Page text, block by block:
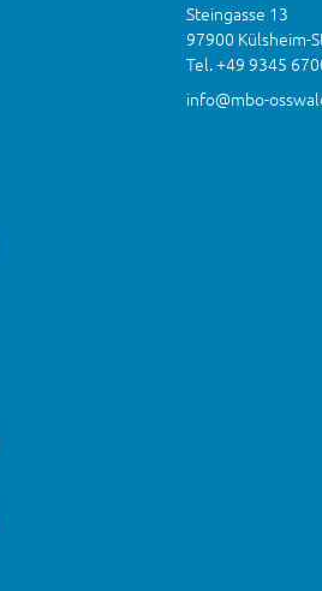
Steingasse 13
97900 Külsheim-
Tel. +49 9345
info@mbo-